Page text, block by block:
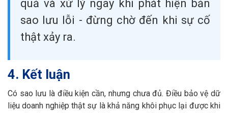
quả và xử lý ngay khi phát hiện bản
sao lưu lỗi - đừng chờ đến khi sự cố
thật xảy ra.
4. Kết luận
Có sao lưu là điều kiện cần, nhưng chưa đủ. Điều bảo vệ dữ
liệu doanh nghiệp thật sự là khả năng khôi phục lại được khi